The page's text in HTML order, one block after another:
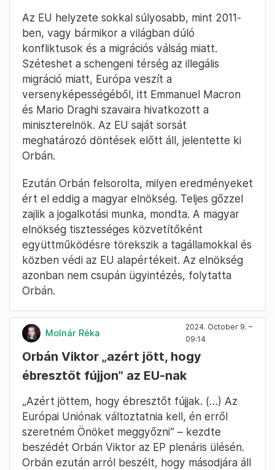
Az EU helyzete sokkal súlyosabb, mint 2011-
ben, vagy bármikor a világban dúló
konfliktusok és a migrációs válság miatt.
Széteshet a schengeni térség az illegális
migráció miatt, Európa veszít a
versenyképességéből, itt Emmanuel Macron
és Mario Draghi szavaira hivatkozott a
miniszterelnök. Az EU saját sorsát
meghatározó döntések előtt áll, jelentette ki
Orbán.
Ezután Orbán felsorolta, milyen eredményeket
ért el eddig a magyar elnökség. Teljes gőzzel
zajlik a jogalkotási munka, mondta. A magyar
elnökség tisztességes közvetítőként
együttműködésre törekszik a tagállamokkal és
közben védi az EU alapértékeit. Az elnökség
azonban nem csupán ügyintézés, folytatta
Orbán.
Molnár Réka
2024. October 9. –
09:14
Orbán Viktor „azért jött, hogy
ébresztőt fújjon” az EU-nak
„Azért jöttem, hogy ébresztőt fújjak. (…) Az
Európai Uniónak változtatnia kell, én erről
szeretném Önöket meggyőzni” – kezdte
beszédét Orbán Viktor az EP plenáris ülésén.
Orbán ezután arról beszélt, hogy másodjára áll